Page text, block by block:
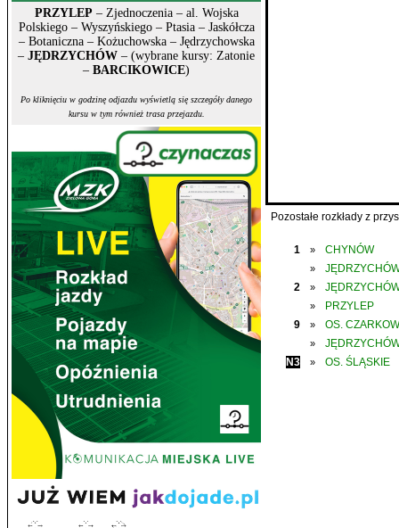
PRZYLEP – Zjednoczenia – al. Wojska
Polskiego – Wyszyńskiego – Ptasia – Jaskółcza
– Botaniczna – Kożuchowska – Jędrzychowska
– JĘDRZYCHÓW – (wybrane kursy: Zatonie
– BARCIKOWICE)
Po kliknięciu w godzinę odjazdu wyświetlą się szczegóły danego
kursu w tym również trasa przejazdu.
Pozostałe rozkłady z
1 » CHYNÓW
»
2
»
»
PRZYLEP
9
» OS.
»
N3
» OS. ŚLĄSKIE